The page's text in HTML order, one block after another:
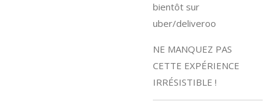
bientôt sur
uber/deliveroo
NE MANQUEZ PAS
CETTE EXPÉRIENCE
IRRÉSISTIBLE !